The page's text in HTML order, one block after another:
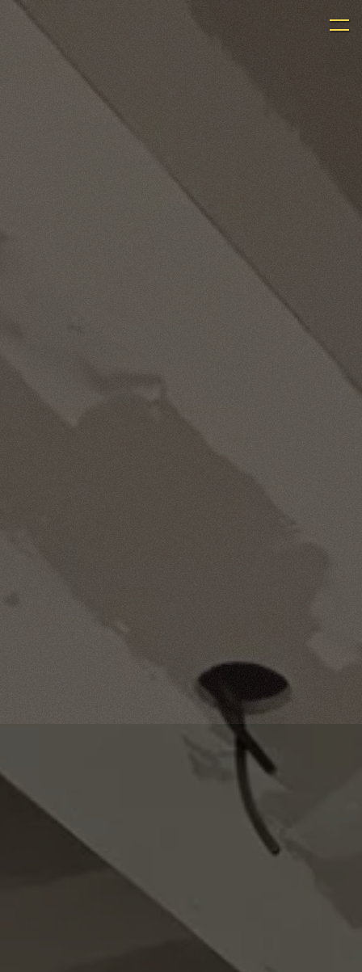
Panneau de gestion des cookies